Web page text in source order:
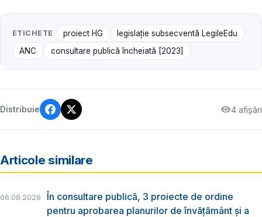
ETICHETE proiect HG
legislație subsecventă LegileEdu
ANC
consultare publică încheiată [2023]
Distribuie 4 afișări
Articole similare
06.08.2026
În consultare publică, 3 proiecte de ordine
pentru aprobarea planurilor de învățământ și a